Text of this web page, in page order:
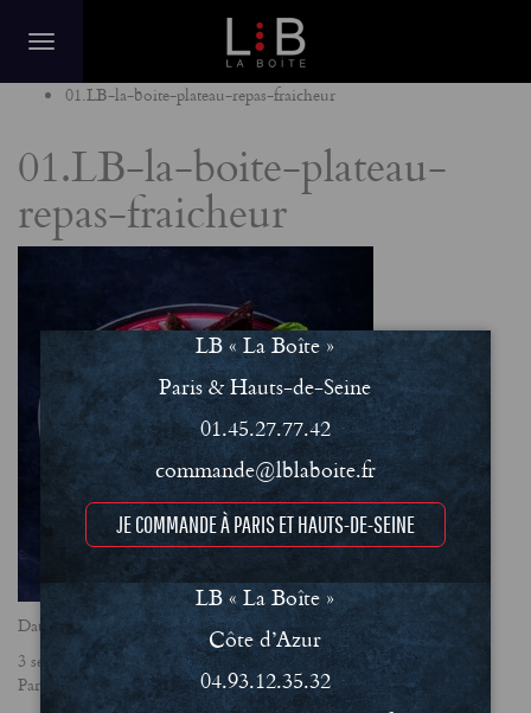
01.LB-la-boite-plateau-repas-fraicheur
01.LB-la-boite-plateau-
repas-fraicheur
Date
3 septembre 2019
Partager
LB « La Boîte »
Paris & Hauts-de-Seine
01.45.27.77.42
commande@lblaboite.fr
JE COMMANDE À PARIS ET HAUTS-DE-SEINE
LB « La Boîte »
Côte d’Azur
04.93.12.35.32